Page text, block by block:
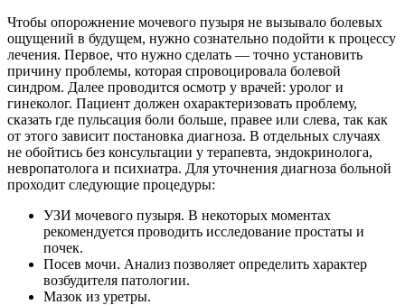
Чтобы опорожнение мочевого пузыря не вызывало болевых
ощущений в будущем, нужно сознательно подойти к процессу
лечения. Первое, что нужно сделать — точно установить
причину проблемы, которая спровоцировала болевой
синдром. Далее проводится осмотр у врачей: уролог и
гинеколог. Пациент должен охарактеризовать проблему,
сказать где пульсация боли больше, правее или слева, так как
от этого зависит постановка диагноза. В отдельных случаях
не обойтись без консультации у терапевта, эндокринолога,
невропатолога и психиатра. Для уточнения диагноза больной
проходит следующие процедуры:
УЗИ мочевого пузыря. В некоторых моментах
рекомендуется проводить исследование простаты и
почек.
Посев мочи. Анализ позволяет определить характер
возбудителя патологии.
Мазок из уретры.